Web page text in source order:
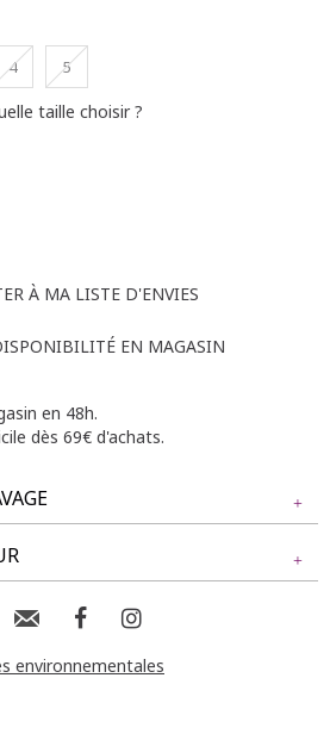
4 5
taille choisir ?
À MA LISTE D'ENVIES
EN MAGASIN
en 48h.
dès 69€ d'achats.
35% COTON, 10% FIBRE
environnementales